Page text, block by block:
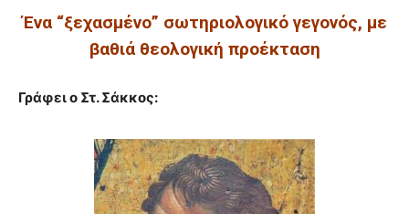
Ένα “ξεχασμένο” σωτηριολογικό γεγονός, με
βαθιά θεολογική προέκταση
Γράφει ο Στ. Σάκκος: